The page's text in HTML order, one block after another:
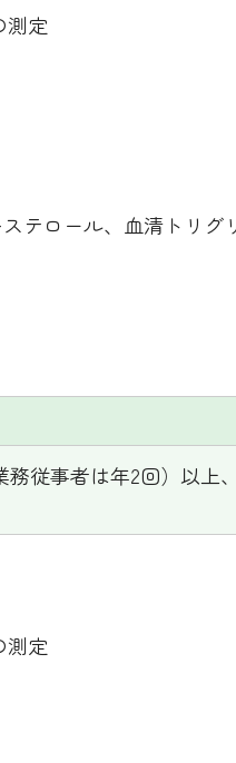
測定
テロール、血清トリグ
従事者は年2回）以
測定